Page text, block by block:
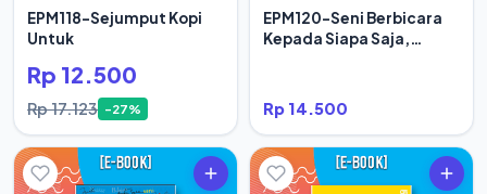
EPM118-Sejumput Kopi
Untuk
Rp 12.500
Rp 17.123 -27%
EPM120-Seni Berbicara
Kepada Siapa Saja,
Rp 14.500